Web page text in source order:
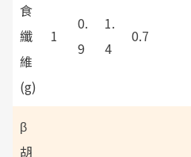
食
纖
維
(g)
1
0.
9
1.
4
0.7
β
胡